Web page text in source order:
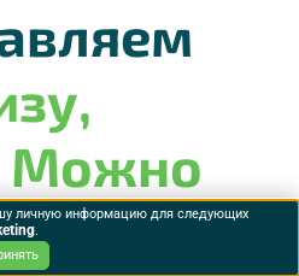
Можно
Наш
личную информацию для следующих
.